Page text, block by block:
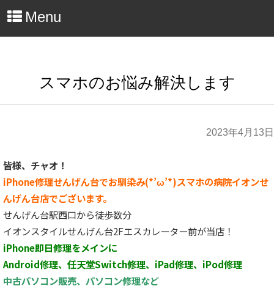
Menu
スマホのお悩み解決します
2023年4月13日
皆様、チャオ！
iPhone修理せんげん台でお馴染み(*’ω’*)スマホの病院イオンせ
んげん台店でございます。
せんげん台駅西口から徒歩数分
イオンスタイルせんげん台2Fエスカレーター前が当店！
iPhone即日修理をメインに
Android修理、任天堂Switch修理、iPad修理、iPod修理
中古パソコン販売、パソコン修理など